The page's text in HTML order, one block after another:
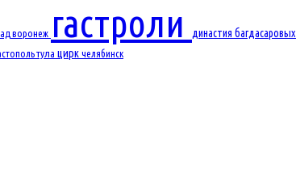
воронеж гастроли династия багдасаровых
тула цирк челябинск